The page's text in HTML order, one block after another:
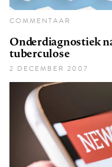
COMMENTAAR
Onderdiagnostiek
tuberculose
2 DECEMBER 2007